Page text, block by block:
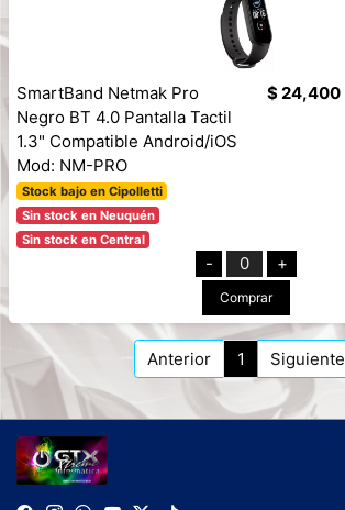
SmartBand Netmak Pro
Negro BT 4.0 Pantalla Tactil
1.3" Compatible Android/iOS
Mod: NM-PRO
Stock bajo en Cipolletti
Sin stock en Neuquén
Sin stock en Central
$ 24,400
- 0 +
Comprar
Anterior 1 Siguiente